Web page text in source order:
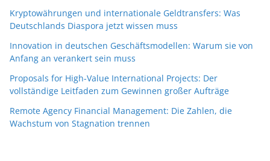
Kryptowährungen und internationale Geldtransfers: Was
Deutschlands Diaspora jetzt wissen muss
Innovation in deutschen Geschäftsmodellen: Warum sie von
Anfang an verankert sein muss
Proposals for High-Value International Projects: Der
vollständige Leitfaden zum Gewinnen großer Aufträge
Remote Agency Financial Management: Die Zahlen, die
Wachstum von Stagnation trennen